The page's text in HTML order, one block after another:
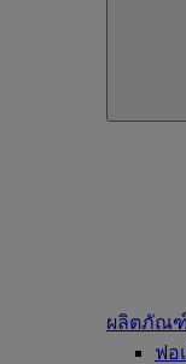
ผลิตภัณฑ์
ฟอ